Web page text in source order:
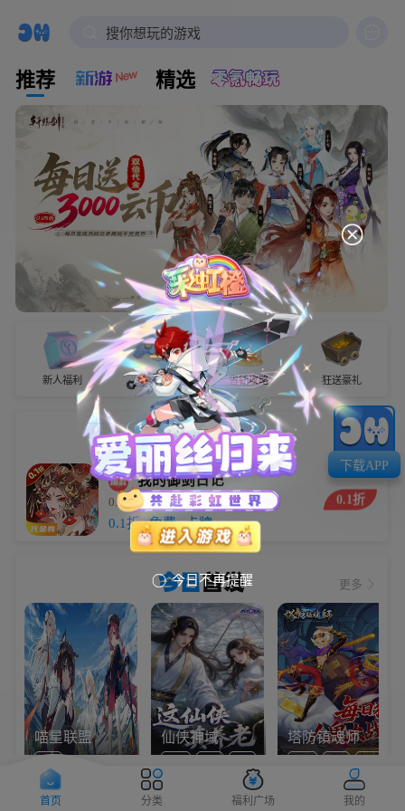
搜你想玩的游戏
推荐 精选
新人福利 试玩有奖 省钱攻略 狂送豪礼
小编推荐
我的御剑日记
0.1折每日送6480
5.9万
0.1折
免费 卡牌
0.1折
今日首发 更多
喵星联盟 仙侠神域 塔防镇魂师
下载APP
 今日不再提醒
首页 分类 福利广场 我的